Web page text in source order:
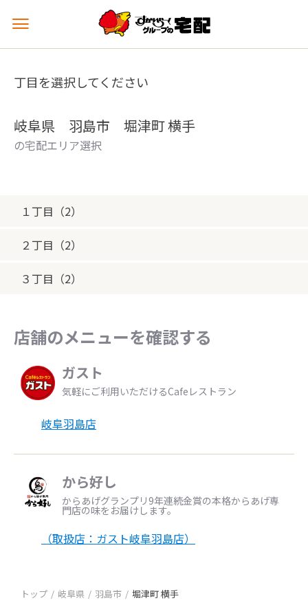
メ
ュ
を
丁目を選択してください
岐阜県 羽島市 堀津町 横手
の宅配エリア選択
１丁目（2）
２丁目（2）
３丁目（2）
店舗のメニューを確認する
ガスト
気軽にご利用いただけるCafeレストラン
岐阜羽島店
から好し
からあげグランプリ9年連続金賞の本格からあげ専
門店の味をお届けします。
（取扱店：ガスト岐阜羽島店）
トップ 岐阜県 羽島市 堀津町 横手